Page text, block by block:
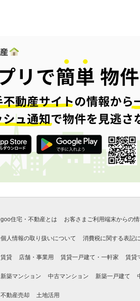
goo住宅・不動産とは お客さまご利用端末からの
個人情報の取り扱いについて 消費税に関する表記
賃貸 店舗・事業用 賃貸一戸建て・一軒家 賃貸
新築マンション 中古マンション 新築一戸建て
不動産売却 土地活用